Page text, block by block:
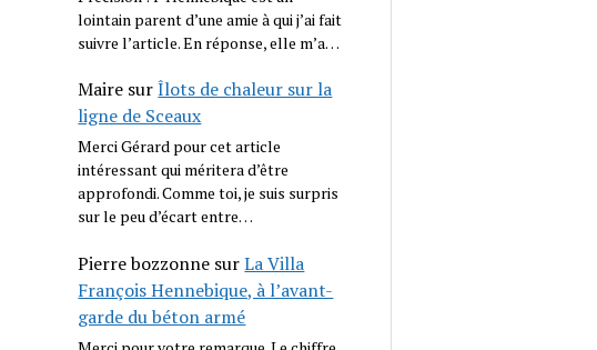
lointain parent d’une amie à qui j’ai fait
suivre l’article. En réponse, elle m’a…
Maire surÎlots de chaleur sur la
ligne de Sceaux
Merci Gérard pour cet article
intéressant qui méritera d’être
approfondi. Comme toi, je suis surpris
sur le peu d’écart entre…
Pierre bozzonne surLa Villa
François Hennebique, à l’avant-
garde du béton armé